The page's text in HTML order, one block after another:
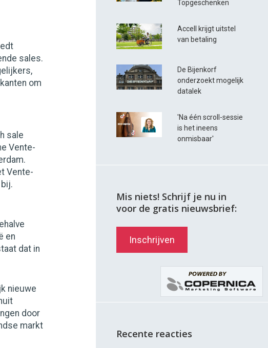
sales.
om
sale
Vente-
Vente-
en
dat in
nieuwe
door
markt
Topgeschenken
Accell krijgt uitstel
van betaling
De Bijenkorf
onderzoekt mogelijk
datalek
'Na één scroll-sessie
is het ineens
onmisbaar'
Mis niets! Schrijf je nu in
voor de gratis nieuwsbrief:
Inschrijven
Recente reacties